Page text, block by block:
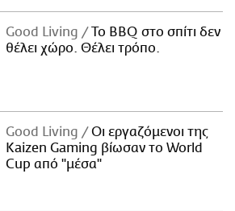
Good Living
Το BBQ στο σπίτι δεν
θέλει χώρο. Θέλει τρόπο.
Good Living
Οι εργαζόμενοι της
Kaizen Gaming βίωσαν το World
Cup από "μέσα"